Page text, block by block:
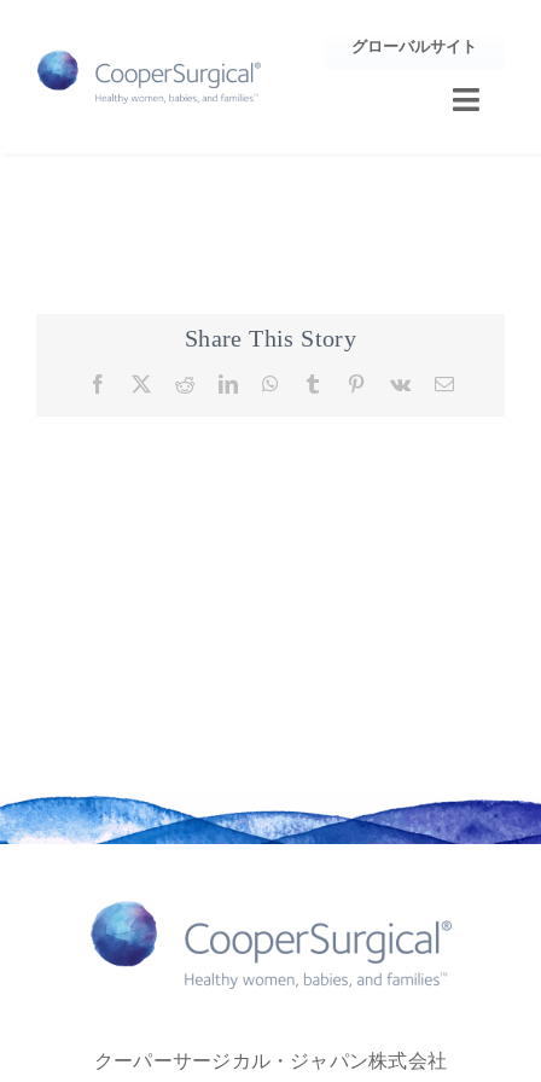
content
グローバルサイト
Toggle
企業情報
お問合せ
Share This Story
Facebook RedditLinkedInWhatsApp
Tumblr Pinterest
Vk Email
クーパーサージカル・ジャパン株式会社